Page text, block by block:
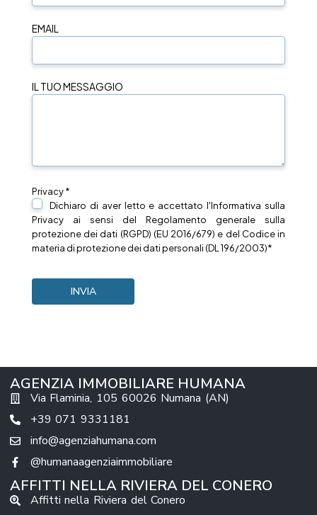
EMAIL
IL TUO MESSAGGIO
Privacy *
Dichiaro di aver letto e accettato l'Informativa sulla
Privacy ai sensi del Regolamento generale sulla
protezione dei dati (RGPD) (EU 2016/679) e del Codice in
materia di protezione dei dati personali (DL 196/2003)*
AGENZIA IMMOBILIARE HUMANA
Via Flaminia, 105 60026 Numana (AN)
+39 071 9331181
info@agenziahumana.com
@humanaagenziaimmobiliare
AFFITTI NELLA RIVIERA DEL CONERO
Affitti nella Riviera del Conero